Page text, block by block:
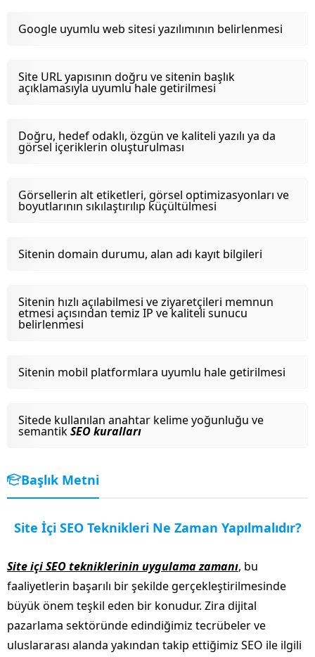
Google uyumlu web sitesi yazılımının belirlenmesi
Site URL yapısının doğru ve sitenin başlık
açıklamasıyla uyumlu hale getirilmesi
Doğru, hedef odaklı, özgün ve kaliteli yazılı ya da
görsel içeriklerin oluşturulması
Görsellerin alt etiketleri, görsel optimizasyonları ve
boyutlarının sıkılaştırılıp küçültülmesi
Sitenin domain durumu, alan adı kayıt bilgileri
Sitenin hızlı açılabilmesi ve ziyaretçileri memnun
etmesi açısından temiz IP ve kaliteli sunucu
belirlenmesi
Sitenin mobil platformlara uyumlu hale getirilmesi
Sitede kullanılan anahtar kelime yoğunluğu ve
semantikSEO kuralları
Başlık Metni
Site İçi SEO Teknikleri Ne Zaman Yapılmalıdır?
Site içi SEO tekniklerinin uygulama zamanı, bu
faaliyetlerin başarılı bir şekilde gerçekleştirilmesinde
büyük önem teşkil eden bir konudur. Zira dijital
pazarlama sektöründe edindiğimiz tecrübeler ve
uluslararası alanda yakından takip ettiğimiz SEO ile ilgili